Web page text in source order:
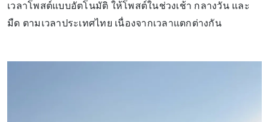
เวลาโพสต์แบบอัตโนมัติ ให้โพสต์ในช่วงเช้า กลางวัน และ
มืด ตามเวลาประเทศไทย เนื่องจากเวลาแตกต่างกัน